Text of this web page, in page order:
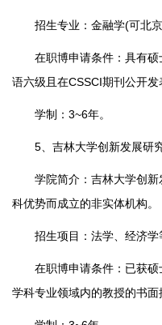
招生专业：金融学(可北京
在职博申请条件：具有硕
语六级且在CSSCI期刊公开发
学制：3~6年。
5、吉林大学创新发展研
学院简介：吉林大学创新
科优势而成立的非实体机构。
招生项目：法学、经济学
在职博申请条件：已获硕
学科专业领域内的教授的书面